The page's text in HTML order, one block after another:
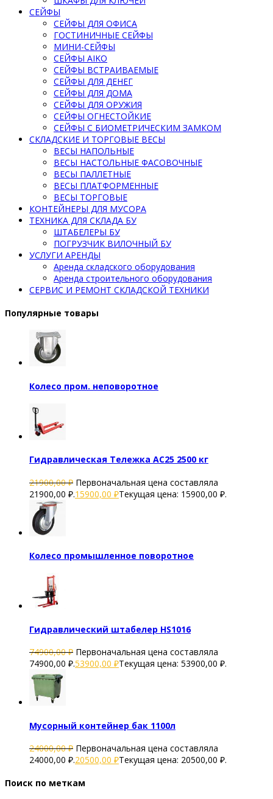
СЕЙФЫ
СЕЙФЫ ДЛЯ ОФИСА
ГОСТИНИЧНЫЕ СЕЙФЫ
МИНИ-СЕЙФЫ
СЕЙФЫ AIKO
СЕЙФЫ ВСТРАИВАЕМЫЕ
СЕЙФЫ ДЛЯ ДЕНЕГ
СЕЙФЫ ДЛЯ ДОМА
СЕЙФЫ ДЛЯ ОРУЖИЯ
СЕЙФЫ ОГНЕСТОЙКИЕ
СЕЙФЫ С БИОМЕТРИЧЕСКИМ ЗАМКОМ
СКЛАДСКИЕ И ТОРГОВЫЕ ВЕСЫ
ВЕСЫ НАПОЛЬНЫЕ
ВЕСЫ НАСТОЛЬНЫЕ ФАСОВОЧНЫЕ
ВЕСЫ ПАЛЛЕТНЫЕ
ВЕСЫ ПЛАТФОРМЕННЫЕ
ВЕСЫ ТОРГОВЫЕ
КОНТЕЙНЕРЫ ДЛЯ МУСОРА
ТЕХНИКА ДЛЯ СКЛАДА БУ
ШТАБЕЛЕРЫ БУ
ПОГРУЗЧИК ВИЛОЧНЫЙ БУ
УСЛУГИ АРЕНДЫ
Аренда складского оборудования
Аренда строительного оборудования
СЕРВИС И РЕМОНТ СКЛАДСКОЙ ТЕХНИКИ
Популярные товары
Колесо пром. неповоротное
Гидравлическая Тележка AC25 2500 кг
21900,00₽ Первоначальная цена составляла
21900,00 ₽.15900,00 ₽Текущая цена: 15900,00 ₽.
Колесо промышленное поворотное
Гидравлический штабелер HS1016
74900,00₽ Первоначальная цена составляла
74900,00 ₽.53900,00 ₽Текущая цена: 53900,00 ₽.
Мусорный контейнер бак 1100л
24000,00₽ Первоначальная цена составляла
24000,00 ₽.20500,00 ₽Текущая цена: 20500,00 ₽.
Поиск по меткам